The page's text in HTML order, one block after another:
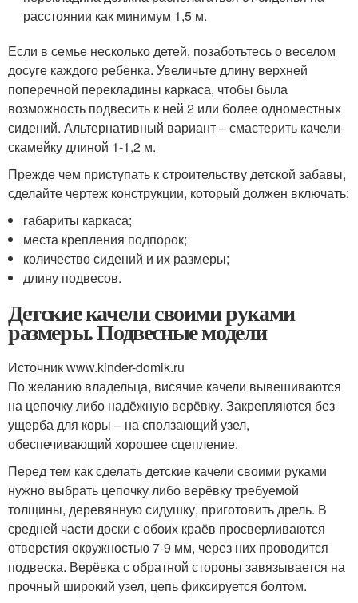
расстоянии как минимум 1,5 м.
Если в семье несколько детей, позаботьтесь о веселом
досуге каждого ребенка. Увеличьте длину верхней
поперечной перекладины каркаса, чтобы была
возможность подвесить к ней 2 или более одноместных
сидений. Альтернативный вариант – смастерить качели-
скамейку длиной 1-1,2 м.
Прежде чем приступать к строительству детской забавы,
сделайте чертеж конструкции, который должен включать:
габариты каркаса;
места крепления подпорок;
количество сидений и их размеры;
длину подвесов.
Детские качели своими руками
размеры. Подвесные модели
Источник www.kinder-domik.ru
По желанию владельца, висячие качели вывешиваются
на цепочку либо надёжную верёвку. Закрепляются без
ущерба для коры – на сползающий узел,
обеспечивающий хорошее сцепление.
Перед тем как сделать детские качели своими руками
нужно выбрать цепочку либо верёвку требуемой
толщины, деревянную сидушку, приготовить дрель. В
средней части доски с обоих краёв просверливаются
отверстия окружностью 7-9 мм, через них проводится
подвеска. Верёвка с обратной стороны завязывается на
прочный широкий узел, цепь фиксируется болтом.